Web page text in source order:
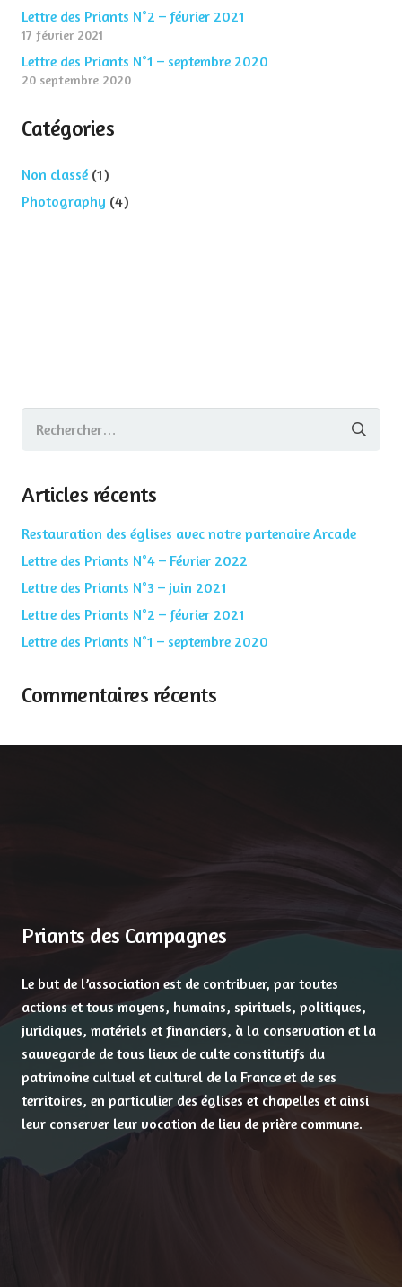
Lettre des Priants N°2 – février 2021
17 février 2021
Lettre des Priants N°1 – septembre 2020
20 septembre 2020
Catégories
Non classé (1)
Photography (4)
Articles récents
Restauration des églises avec notre partenaire Arcade
Lettre des Priants N°4 – Février 2022
Lettre des Priants N°3 – juin 2021
Lettre des Priants N°2 – février 2021
Lettre des Priants N°1 – septembre 2020
Commentaires récents
Priants des Campagnes
Le but de l’association est de contribuer, par toutes
actions et tous moyens, humains, spirituels, politiques,
juridiques, matériels et financiers, à la conservation et la
sauvegarde de tous lieux de culte constitutifs du
patrimoine cultuel et culturel de la France et de ses
territoires, en particulier des églises et chapelles et ainsi
leur conserver leur vocation de lieu de prière commune.